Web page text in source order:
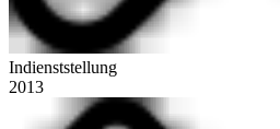
Indienststellung
2013